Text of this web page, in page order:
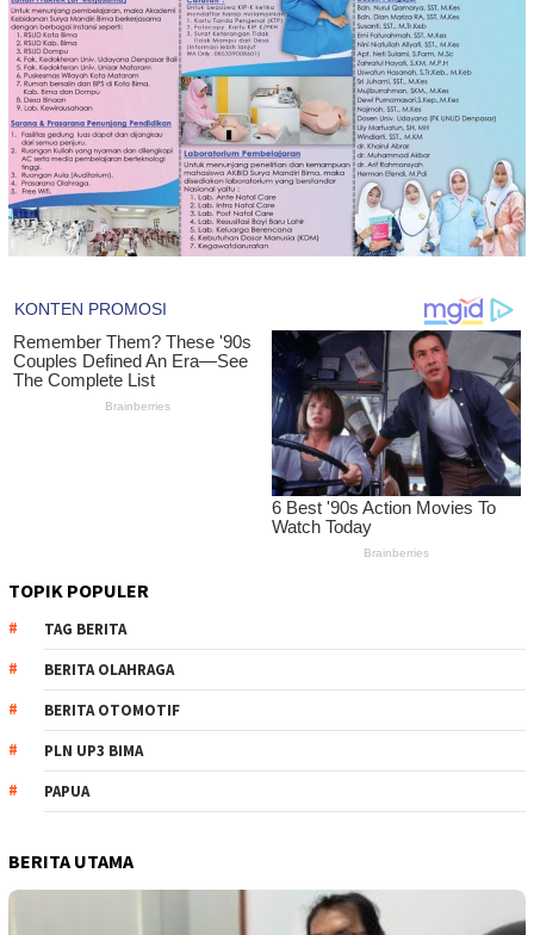
TOPIK POPULER
TAG BERITA
BERITA OLAHRAGA
BERITA OTOMOTIF
PLN UP3 BIMA
PAPUA
BERITA UTAMA